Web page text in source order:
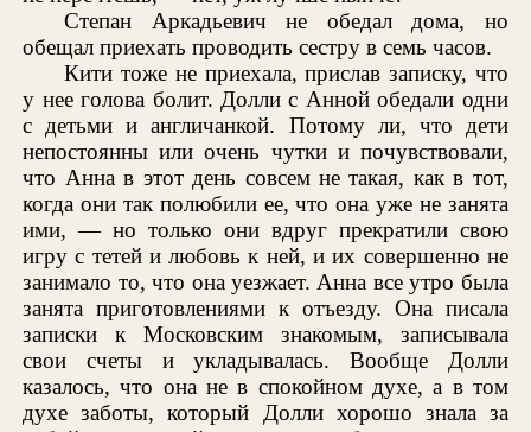
Степан Аркадьевич не обедал дома, но
обещал приехать проводить сестру в семь часов.
Кити тоже не приехала, прислав записку, что
у нее голова болит. Долли с Анной обедали одни
с детьми и англичанкой. Потому ли, что дети
непостоянны или очень чутки и почувствовали,
что Анна в этот день совсем не такая, как в тот,
когда они так полюбили ее, что она уже не занята
ими, — но только они вдруг прекратили свою
игру с тетей и любовь к ней, и их совершенно не
занимало то, что она уезжает. Анна все утро была
занята приготовлениями к отъезду. Она писала
записки к Московским знакомым, записывала
свои счеты и укладывалась. Вообще Долли
казалось, что она не в спокойном духе, а в том
духе заботы, который Долли хорошо знала за